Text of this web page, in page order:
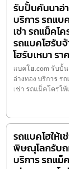
รับปั้นคันนาอ่
บริการ รถแบ
เช่า รถแม็คโค
รถแบคโฮรับ
โฮรับเหมา รา
แบคโฮ.com รับปั้
อ่างทอง บริการ ร
เช่า รถแม็คโครให้
รถแบคโฮให้เ
พิษณุโลกรับ
บริการ รถแม็